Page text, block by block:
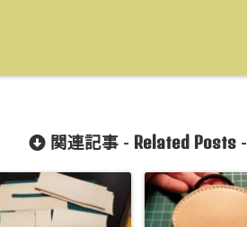
関連記事 - Related Posts-